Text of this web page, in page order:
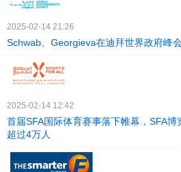
2025-02-14 21:26
Schwab、Georgieva在迪拜世界政府峰
2025-02-14 12:42
首届SFA国际体育赛事落下帷幕，SFA
超过4万人